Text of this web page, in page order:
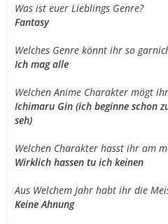
Was ist euer Lieblings Genre?
Fantasy
Welches Genre könnt ihr so
Ich mag alle
Welchen Anime Charakter mögt
Ichimaru Gin (ich beginne schon
seh)
Welchen Charakter hasst ihr am
Wirklich hassen tu ich keinen
Aus Welchem Jahr habt ihr die
Keine Ahnung